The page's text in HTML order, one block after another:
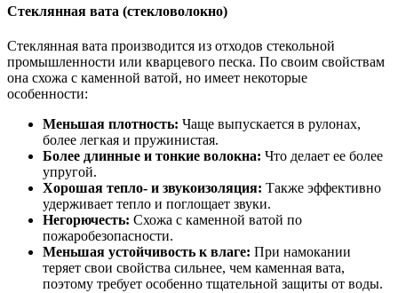
Стеклянная вата (стекловолокно)
Стеклянная вата производится из отходов стекольной
промышленности или кварцевого песка. По своим свойствам
она схожа с каменной ватой, но имеет некоторые
особенности:
Меньшая плотность: Чаще выпускается в рулонах,
более легкая и пружинистая.
Более длинные и тонкие волокна: Что делает ее более
упругой.
Хорошая тепло- и звукоизоляция: Также эффективно
удерживает тепло и поглощает звуки.
Негорючесть: Схожа с каменной ватой по
пожаробезопасности.
Меньшая устойчивость к влаге: При намокании
теряет свои свойства сильнее, чем каменная вата,
поэтому требует особенно тщательной защиты от воды.